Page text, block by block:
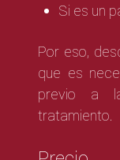
Si es un
Por eso,
que es
previo a
tratamiento.